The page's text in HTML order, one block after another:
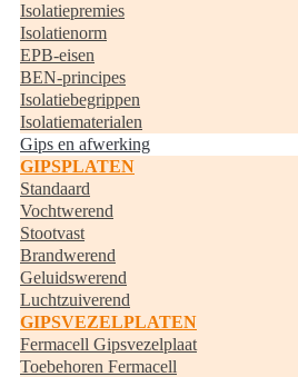
Isolatiepremies
Isolatienorm
EPB-eisen
BEN-principes
Isolatiebegrippen
Isolatiematerialen
Gips en afwerking
GIPSPLATEN
Standaard
Vochtwerend
Stootvast
Brandwerend
Geluidswerend
Luchtzuiverend
GIPSVEZELPLATEN
Fermacell Gipsvezelplaat
Toebehoren Fermacell